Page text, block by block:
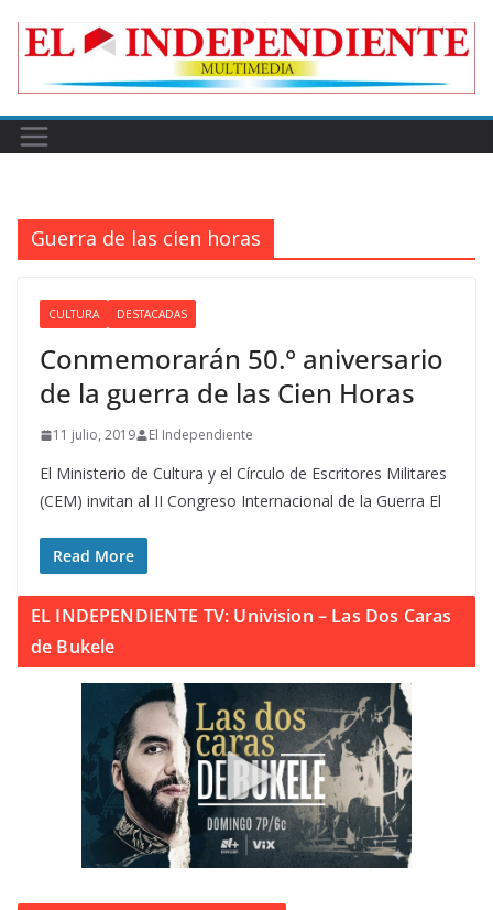
Guerra de las cien horas
CULTURA DESTACADAS
Conmemorarán 50.° aniversario
de la guerra de las Cien Horas
11 julio, 2019 El Independiente
El Ministerio de Cultura y el Círculo de Escritores Militares
(CEM) invitan al II Congreso Internacional de la Guerra El
Read More
EL INDEPENDIENTE TV: Univision – Las Dos Caras
de Bukele